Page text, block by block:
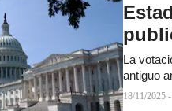
La
antiguo
18/11/2025